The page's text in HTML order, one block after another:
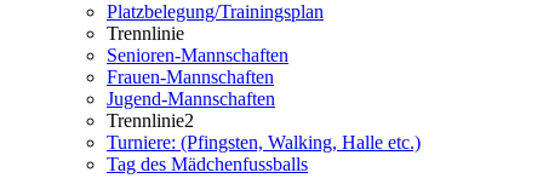
Platzbelegung/Trainingsplan
Trennlinie
Senioren-Mannschaften
Frauen-Mannschaften
Jugend-Mannschaften
Trennlinie2
Turniere: (Pfingsten, Walking, Halle etc.)
Tag des Mädchenfussballs